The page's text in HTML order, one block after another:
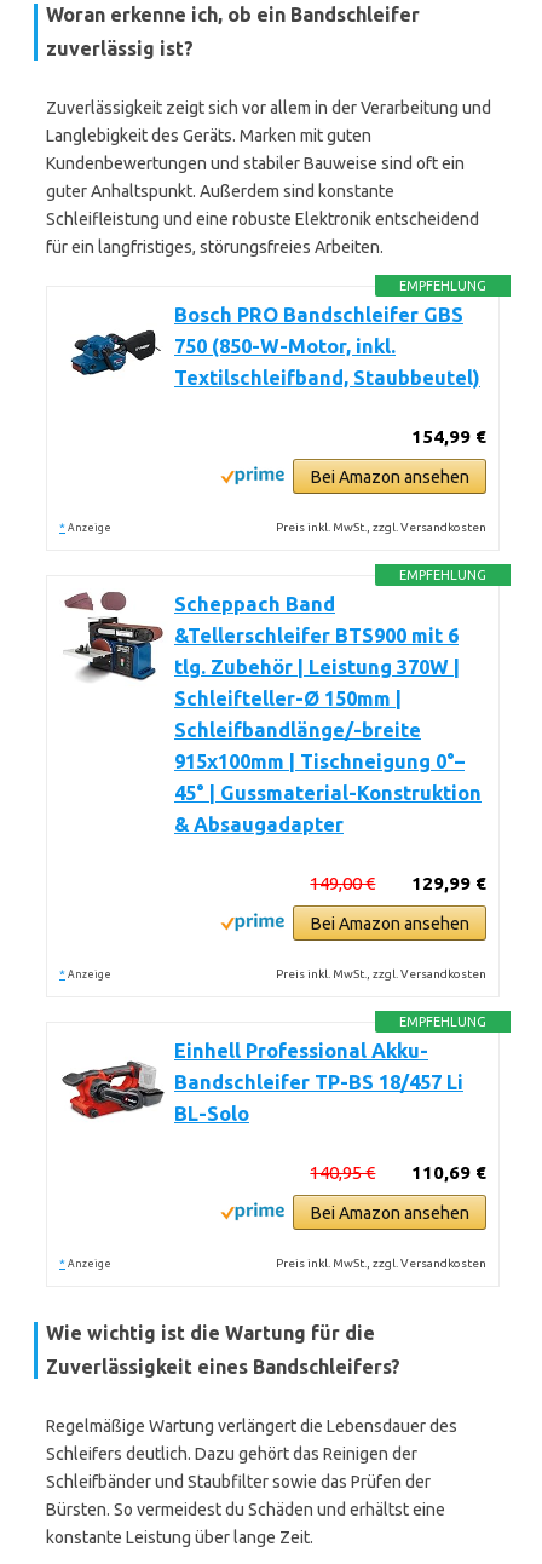
Woran erkenne ich, ob ein Bandschleifer
zuverlässig ist?
Zuverlässigkeit zeigt sich vor allem in der Verarbeitung und
Langlebigkeit des Geräts. Marken mit guten
Kundenbewertungen und stabiler Bauweise sind oft ein
guter Anhaltspunkt. Außerdem sind konstante
Schleifleistung und eine robuste Elektronik entscheidend
für ein langfristiges, störungsfreies Arbeiten.
EMPFEHLUNG
Bosch PRO Bandschleifer GBS
750 (850-W-Motor, inkl.
Textilschleifband, Staubbeutel)
154,99 €
Bei Amazon ansehen
* Anzeige Preis inkl. MwSt., zzgl. Versandkosten
EMPFEHLUNG
Scheppach Band
&Tellerschleifer BTS900 mit 6
tlg. Zubehör | Leistung 370W |
Schleifteller-Ø 150mm |
Schleifbandlänge/-breite
915x100mm | Tischneigung 0°–
45° | Gussmaterial-Konstruktion
& Absaugadapter
129,99 €
149,00 €
Bei Amazon ansehen
* Anzeige Preis inkl. MwSt., zzgl. Versandkosten
EMPFEHLUNG
Einhell Professional Akku-
Bandschleifer TP-BS 18/457 Li
BL-Solo
110,69 €
140,95 €
Bei Amazon ansehen
* Anzeige Preis inkl. MwSt., zzgl. Versandkosten
Wie wichtig ist die Wartung für die
Zuverlässigkeit eines Bandschleifers?
Regelmäßige Wartung verlängert die Lebensdauer des
Schleifers deutlich. Dazu gehört das Reinigen der
Schleifbänder und Staubfilter sowie das Prüfen der
Bürsten. So vermeidest du Schäden und erhältst eine
konstante Leistung über lange Zeit.